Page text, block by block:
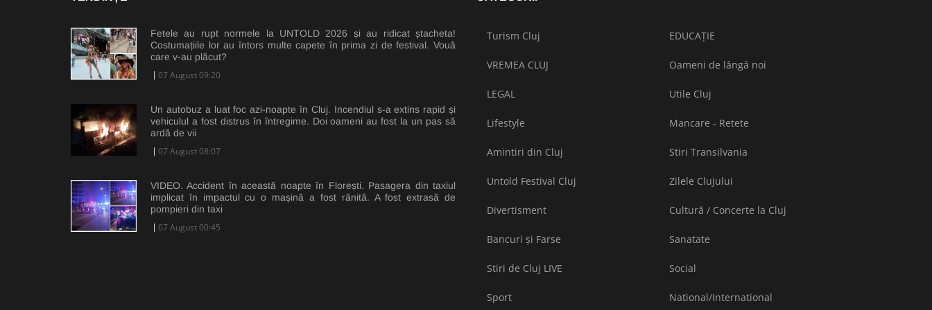
Fetele au rupt normele la UNTOLD 2026 și au ridicat ștacheta!
Costumațiile lor au întors multe capete în prima zi de festival. Vouă
care v-au plăcut?
07 August 09:20
Un autobuz a luat foc azi-noapte în Cluj. Incendiul s-a extins rapid și
vehiculul a fost distrus în întregime. Doi oameni au fost la un pas să
ardă de vii
07 August 08:07
VIDEO. Accident în această noapte în Florești. Pasagera din taxiul
implicat în impactul cu o mașină a fost rănită. A fost extrasă de
pompieri din taxi
07 August 00:45
Turism Cluj EDUCAȚIE
VREMEA CLUJ Oameni de lângă noi
LEGAL Utile Cluj
Lifestyle Mancare - Retete
Amintiri din Cluj Stiri Transilvania
Untold Festival Cluj Zilele Clujului
Divertisment Cultură / Concerte la Cluj
Bancuri și Farse Sanatate
Stiri de Cluj LIVE Social
Sport National/International